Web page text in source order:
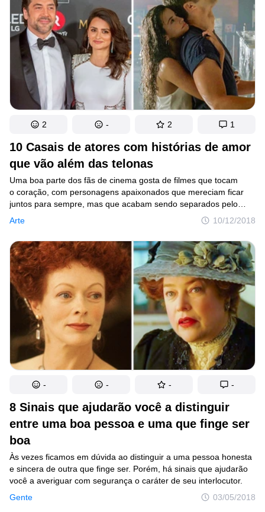
de George Martin.
10 Casais de atores com histórias de amor
que vão além das telonas
Arte 10/12/2018
Uma boa parte dos fãs de cinema gosta de filmes que tocam
o coração, com personagens apaixonados que mereciam ficar
juntos para sempre, mas que acabam sendo separados pelo
destino. Quando isso acontece, não tem jeito: os fãs choram
copiosamente. Porém, nem sempre tudo fica perdido, já que
em vários casos, os atores que viveram histórias românticas
acabam se apaixonando na vida real, levando o amor para fora
das telonas.
2 - 2 1
8 Sinais que ajudarão você a distinguir
entre uma boa pessoa e uma que finge ser
boa
Gente 03/05/2018
Às vezes ficamos em dúvida ao distinguir a uma pessoa honesta
e sincera de outra que finge ser. Porém, há sinais que ajudarão
você a averiguar com segurança o caráter de seu interlocutor.
- - - -